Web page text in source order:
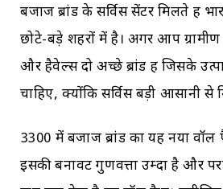
बजाज ब्रांड के सर्विस सेंटर मिलते हैं
छोटे-बड़े शहरों में है। अगर आप
और हैवेल्स दो अच्छे ब्रांड हैं जिसके
चाहिए, क्योंकि सर्विस बड़ी आसानी से
₹3300 में बजाज ब्रांड का यह नया वॉल
इसकी बनावट गुणवत्ता उम्दा है और